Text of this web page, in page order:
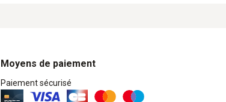
Moyens de paiement
Paiement sécurisé